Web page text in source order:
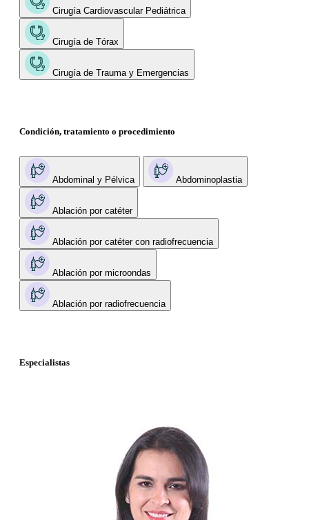
Cirugía Cardiovascular Pediátrica
Cirugía de Tórax
Cirugía de Trauma y Emergencias
Condición, tratamiento o procedimiento
Abdominal y Pélvica Abdominoplastia
Ablación por catéter
Ablación por catéter con radiofrecuencia
Ablación por microondas
Ablación por radiofrecuencia
Especialistas